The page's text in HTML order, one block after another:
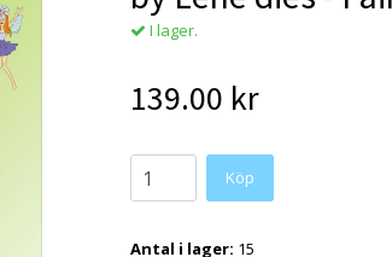
I lager.
139.00 kr
Antal i lager: 15